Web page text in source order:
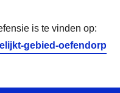
is te vinden op:
gebied-oefendorp